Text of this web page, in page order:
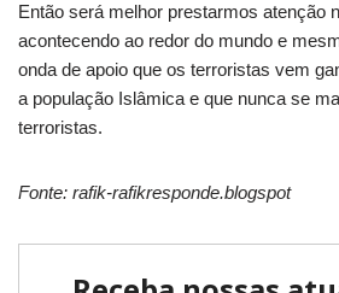
Então será melhor prestarmos atenção
acontecendo ao redor do mundo e
onda de apoio que os terroristas vem
a população Islâmica e que nunca se
terroristas.
Fonte: rafik-rafikresponde.blogspot